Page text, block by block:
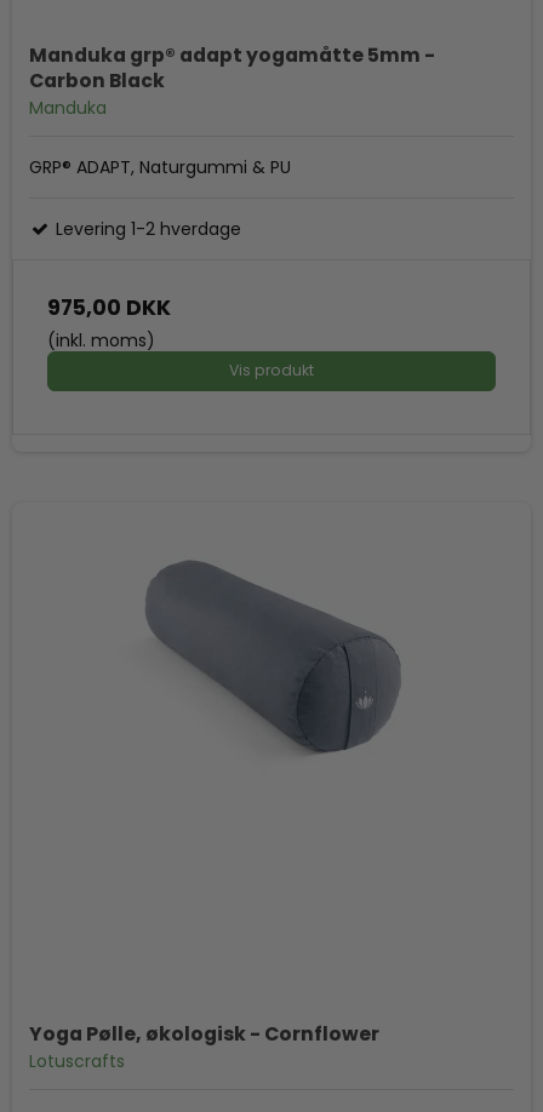
Manduka grp® adapt yogamåtte 5mm -
Carbon Black
Manduka
GRP® ADAPT, Naturgummi & PU
Levering 1-2 hverdage
975,00 DKK
(inkl. moms)
Vis produkt
Yoga Pølle, økologisk - Cornflower
Lotuscrafts